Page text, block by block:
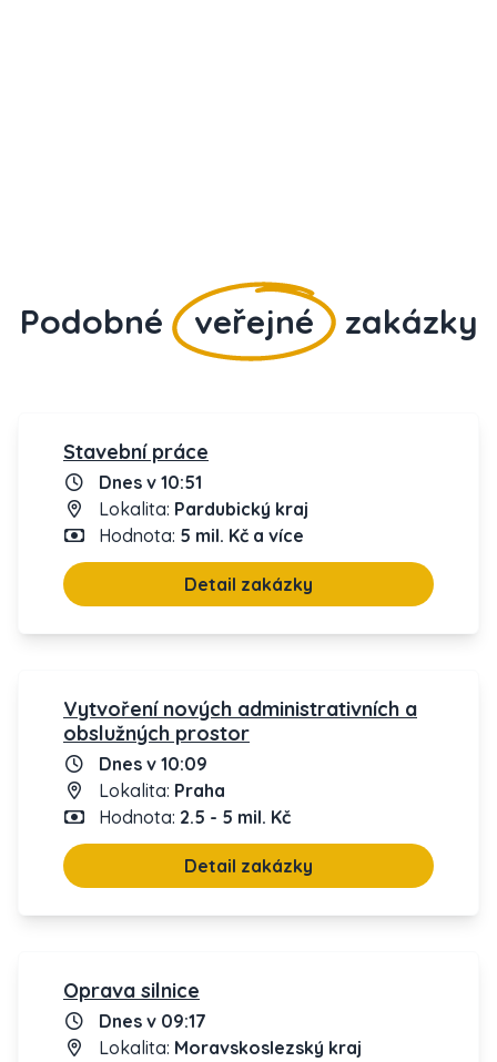
Podobné veřejné zakázky
Stavební práce
Dnes v 10:51
Lokalita: Pardubický kraj
Hodnota: 5 mil. Kč a více
Detail zakázky
Vytvoření nových administrativních a
obslužných prostor
Dnes v 10:09
Lokalita: Praha
Hodnota: 2.5 - 5 mil. Kč
Detail zakázky
Oprava silnice
Dnes v 09:17
Lokalita: Moravskoslezský kraj